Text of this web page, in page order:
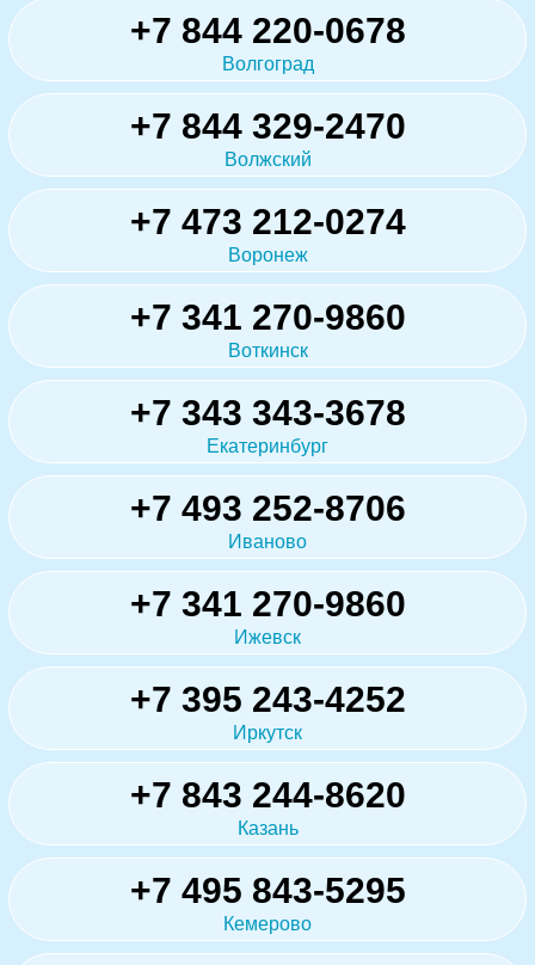
+7 844 220-0678
Волгоград
+7 844 329-2470
Волжский
+7 473 212-0274
Воронеж
+7 341 270-9860
Воткинск
+7 343 343-3678
Екатеринбург
+7 493 252-8706
Иваново
+7 341 270-9860
Ижевск
+7 395 243-4252
Иркутск
+7 843 244-8620
Казань
+7 495 843-5295
Кемерово